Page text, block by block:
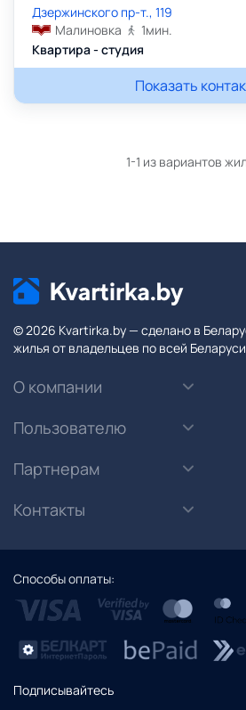
Дзержинского пр-т., 119
Малиновка
1мин.
Квартира - студия
Показать
1-1 из вариантов
© 2026 Kvartirka.by — сделано в
жилья от владельцев по всей
О компании
Пользователю
Партнерам
Контакты
Способы оплаты:
Подписывайтесь